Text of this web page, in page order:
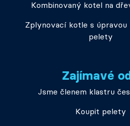
Kombinovaný kotel na
Zplynovací kotle s úpravou
pelety
Zajímavé
Jsme členem klastru
Koupit pelety